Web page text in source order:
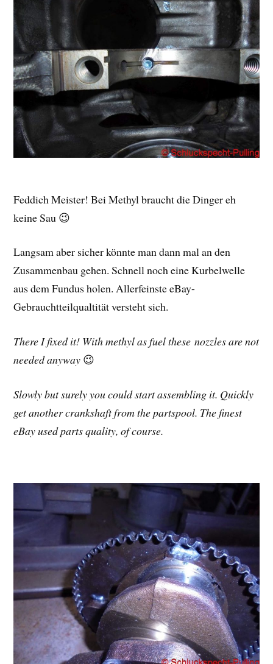
Feddich Meister! Bei Methyl braucht die Dinger eh
keine Sau 😉
Langsam aber sicher könnte man dann mal an den
Zusammenbau gehen. Schnell noch eine Kurbelwelle
aus dem Fundus holen. Allerfeinste eBay-
Gebrauchtteilqualtität versteht sich.
There I fixed it! With methyl as fuel these nozzles are not
needed anyway 😉
Slowly but surely you could start assembling it. Quickly
get another crankshaft from the partspool. The finest
eBay used parts quality, of course.